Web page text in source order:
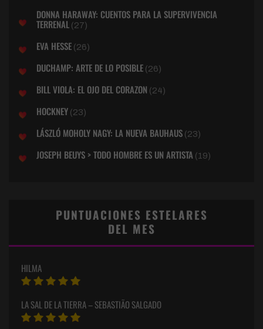
DONNA HARAWAY: CUENTOS PARA LA SUPERVIVENCIA
TERRENAL (27)
EVA HESSE (26)
DUCHAMP: ARTE DE LO POSIBLE (26)
BILL VIOLA: EL OJO DEL CORAZON (24)
HOCKNEY (23)
LÁSZLÓ MOHOLY NAGY: LA NUEVA BAUHAUS (23)
JOSEPH BEUYS > TODO HOMBRE ES UN ARTISTA (19)
PUNTUACIONES ESTELARES
DEL MES
HILMA
LA SAL DE LA TIERRA – SEBASTIÃO SALGADO